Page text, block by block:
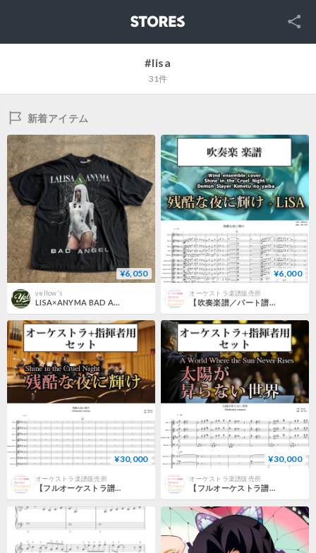
SNS
#lisa
31件
新着アイテム
¥6,050
yellow's
LISA×ANYMA BAD ANGEL TEE(NEW)
¥6,000
オーケストラ楽譜販売所
【吹奏楽譜／パート譜付】「鬼滅の刃」無限城編 主題歌「残酷な夜に輝け」- Shine in the Cruel Night (Wind Ensemble)
¥30,000
オーケストラ楽譜販売所
【フルオーケストラ譜／パート譜付】『劇場版「鬼滅の刃」無限城編』主題歌「残酷な夜に輝け」- Shine in the Cruel Night (Full Score & Parts)
¥30,000
オーケストラ楽譜販売所
【フルオーケストラ譜／パート譜付】鬼滅の刃【太陽が昇らない世界】 - A World Where the Sun Never Rises (Full Score & Parts)